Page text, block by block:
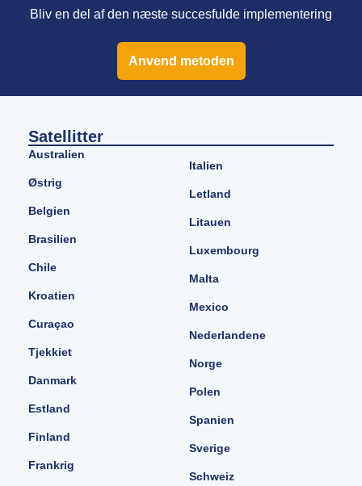
Bliv en del af den næste succesfulde implementering
Anvend metoden
Satellitter
Australien
Østrig
Belgien
Brasilien
Chile
Kroatien
Curaçao
Tjekkiet
Danmark
Estland
Finland
Frankrig
Italien
Letland
Litauen
Luxembourg
Malta
Mexico
Nederlandene
Norge
Polen
Spanien
Sverige
Schweiz